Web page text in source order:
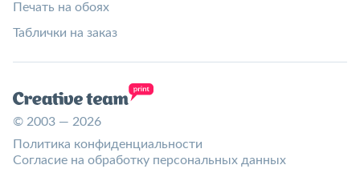
Печать на обоях
Таблички на заказ
© 2003 — 2026
Политика конфиденциальности
Согласие на обработку персональных данных